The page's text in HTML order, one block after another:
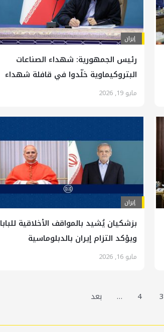
إيران
رئيس الجمهورية: شهداء الصناعات
البتروكيماوية خلّدوا في قافلة شهداء
خدمة ايران وتقدمها
مايو 19, 2026
إيران
بزشكيان يُشيد بالمواقف الأخلاقية للبابا
ويؤكد التزام إيران بالدبلوماسية
مايو 16, 2026
3
4
… بعد